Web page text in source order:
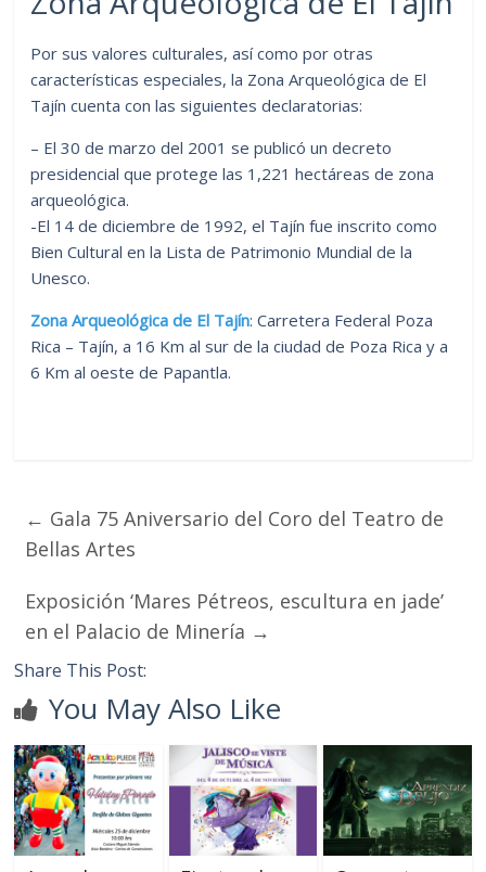
Por sus valores culturales, así como por otras
características especiales, la Zona Arqueológica de El
Tajín cuenta con las siguientes declaratorias:
– El 30 de marzo del 2001 se publicó un decreto
presidencial que protege las 1,221 hectáreas de zona
arqueológica.
-El 14 de diciembre de 1992, el Tajín fue inscrito como
Bien Cultural en la Lista de Patrimonio Mundial de la
Unesco.
Zona Arqueológica de El Tajín: Carretera Federal Poza
Rica – Tajín, a 16 Km al sur de la ciudad de Poza Rica y a
6 Km al oeste de Papantla.
← Gala 75 Aniversario del Coro del Teatro de
Bellas Artes
Exposición ‘Mares Pétreos, escultura en jade’
en el Palacio de Minería →
Share This Post:
You May Also Like